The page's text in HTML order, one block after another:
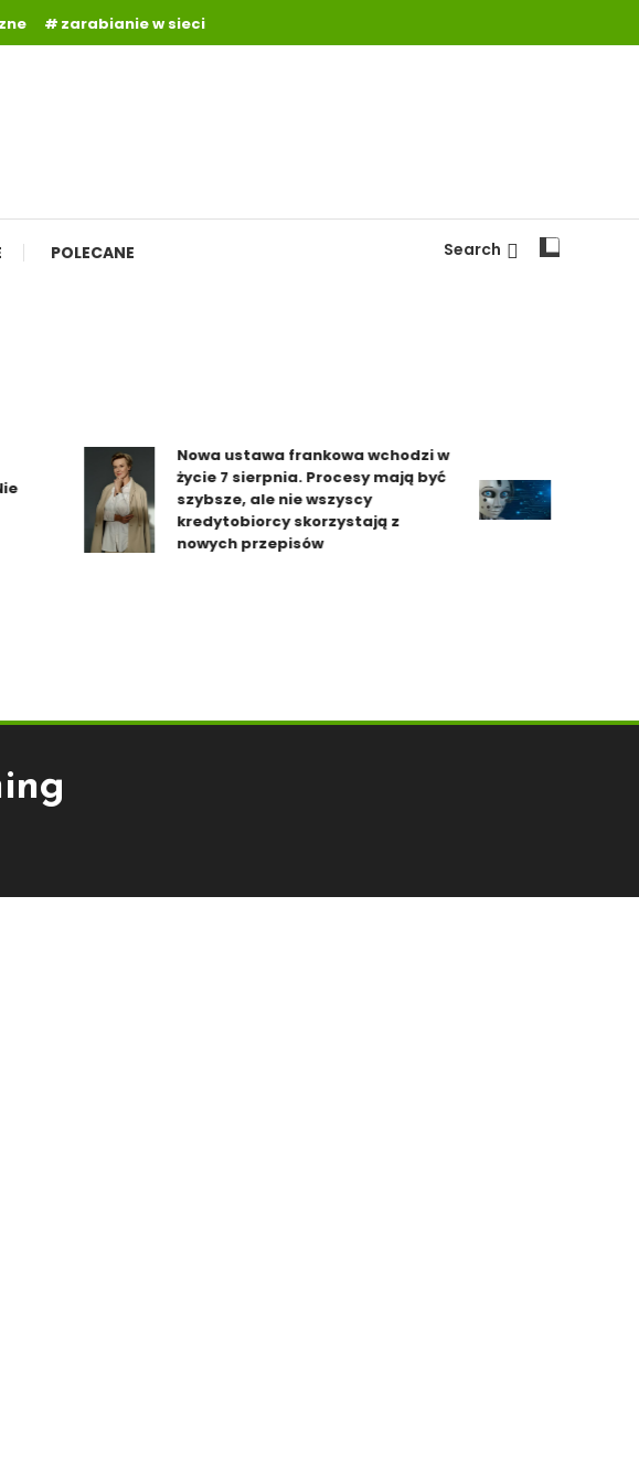
zarabianie w sieci
POLECANE Search
Nowa ustawa frankowa wchodzi w
życie 7 sierpnia. Procesy mają być
szybsze, ale nie wszyscy
kredytobiorcy skorzystają z
nowych przepisów